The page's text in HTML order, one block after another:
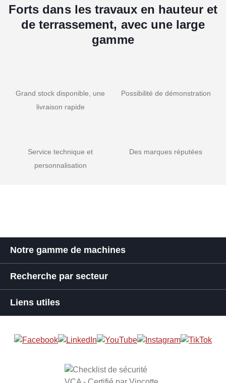
Forts dans les travaux en hauteur et
de terrassement, avec une large
gamme
Grand stock disponible, une
livraison rapide
Possibilité de démonstration
Service technique et
personnalisation
Des marques réputées
Notre gamme de machines
Recherche par secteur
Liens utiles